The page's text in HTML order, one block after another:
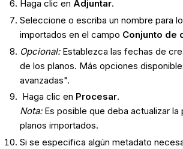
Haga clic en Adjuntar.
Seleccione o escriba un nombre para
importados en el campo Conjunto de
Opcional: Establezca las fechas de
de los planos. Más opciones
avanzadas".
Haga clic en Procesar.
Nota:Es posible que deba actualizar la
planos importados.
Si se especifica algún metadato